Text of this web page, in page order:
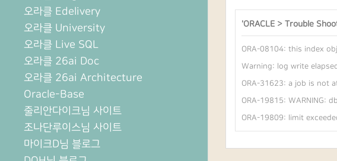
오라클 Edelivery
오라클 University
오라클 Live SQL
오라클 26ai Doc
오라클 26ai Architecture
Oracle-Base
줄리안다이크님 사이트
조나단루이스님 사이트
마이크D님 블로그
'ORACLE > Trouble
ORA-08104: this index
Warning: log write
ORA-31623: a job is not
ORA-19815: WARNING:
ORA-19809: limit